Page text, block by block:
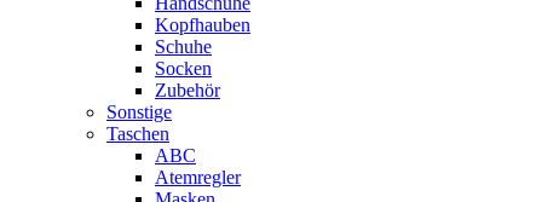
Kopfhauben
Schuhe
Socken
Zubehör
Sonstige
Taschen
ABC
Atemregler